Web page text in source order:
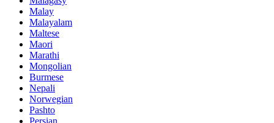
Malay
Malayalam
Maltese
Maori
Marathi
Mongolian
Burmese
Nepali
Norwegian
Pashto
Persian